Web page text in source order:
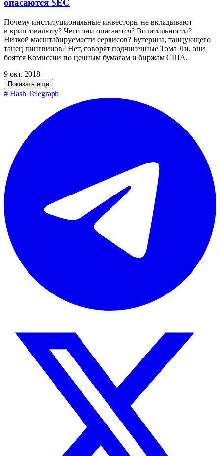
опасаются SEC
Почему институциональные инвесторы не вкладывают
в криптовалюту? Чего они опасаются? Волатильности?
Низкой масштабируемости сервисов? Бутерина, танцующего
танец пингвинов? Нет, говорят подчиненные Тома Ли, они
боятся Комиссии по ценным бумагам и биржам США.
9 окт. 2018
Показать ещё
# Hash Telegraph